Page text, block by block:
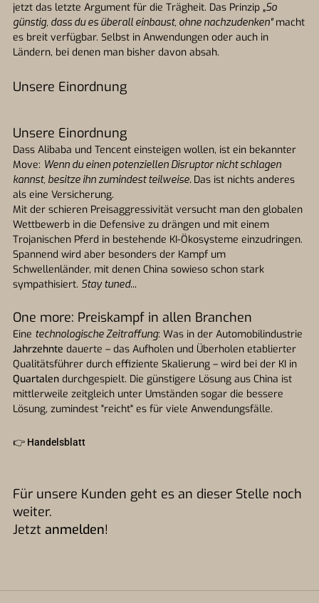
jetzt das letzte Argument für die Trägheit. Das Prinzip „So
günstig, dass du es überall einbaust, ohne nachzudenken“macht
es breit verfügbar. Selbst in Anwendungen oder auch in
Ländern, bei denen man bisher davon absah.
Unsere Einordnung
Unsere Einordnung
Dass Alibaba und Tencent einsteigen wollen, ist ein bekannter
Move: Wenn du einen potenziellen Disruptor nicht schlagen
kannst, besitze ihn zumindest teilweise. Das ist nichts anderes
als eine Versicherung.
Mit der schieren Preisaggressivität versucht man den globalen
Wettbewerb in die Defensive zu drängen und mit einem
Trojanischen Pferd in bestehende KI-Ökosysteme einzudringen.
Spannend wird aber besonders der Kampf um
Schwellenländer, mit denen China sowieso schon stark
sympathisiert. Stay tuned...
One more: Preiskampf in allen Branchen
Eine technologische Zeitraffung: Was in der Automobilindustrie
Jahrzehnte dauerte – das Aufholen und Überholen etablierter
Qualitätsführer durch effiziente Skalierung – wird bei der KI in
Quartalen durchgespielt. Die günstigere Lösung aus China ist
mittlerweile zeitgleich unter Umständen sogar die bessere
Lösung, zumindest "reicht" es für viele Anwendungsfälle.
👉 Handelsblatt
Für unsere Kunden geht es an dieser Stelle noch
weiter.
Jetzt anmelden!